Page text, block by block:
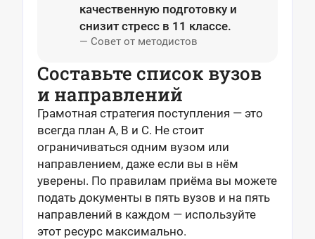
качественную подготовку и
снизит стресс в 11 классе.
— Совет от методистов
Составьте список вузов
и направлений
Грамотная стратегия поступления — это
всегда план A, B и C. Не стоит
ограничиваться одним вузом или
направлением, даже если вы в нём
уверены. По правилам приёма вы можете
подать документы в пять вузов и на пять
направлений в каждом — используйте
этот ресурс максимально.